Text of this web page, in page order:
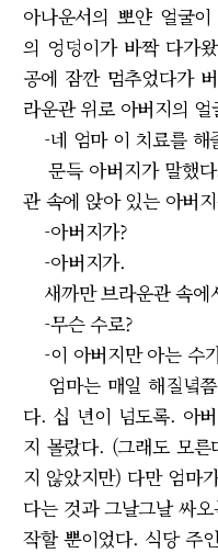
아나운서의 뽀얀 얼굴
의 엉덩이가 바짝 다가
공에 잠깐 멈추었다가
라운관 위로 아버지의
-네 엄마 이 치료를 해
문득 아버지가 말했
관 속에 앉아 있는 아버
-아버지가?
-아버지가.
새까만 브라운관 속에
-무슨 수로?
-이 아버지만 아는 수
엄마는 매일 해질녘
다. 십 년이 넘도록. 아
지 몰랐다. (그래도 모
지 않았지만) 다만 엄마
다는 것과 그날그날 싸
작할 뿐이었다. 식당 주